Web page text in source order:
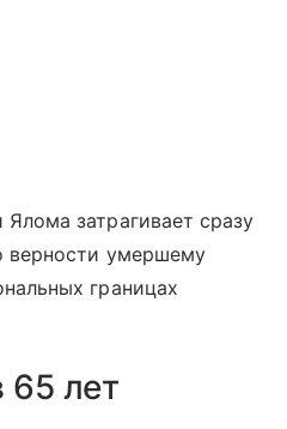
затрагивает сразу
верности умершему
границах
65 лет